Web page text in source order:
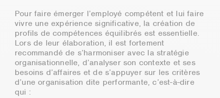
Pour faire émerger l’employé compétent et lui faire
vivre une expérience significative, la création de
profils de compétences équilibrés est essentielle.
Lors de leur élaboration, il est fortement
recommandé de s’harmoniser avec la stratégie
organisationnelle, d’analyser son contexte et ses
besoins d’affaires et de s’appuyer sur les critères
d’une organisation dite performante, c’est-à-dire
qui :